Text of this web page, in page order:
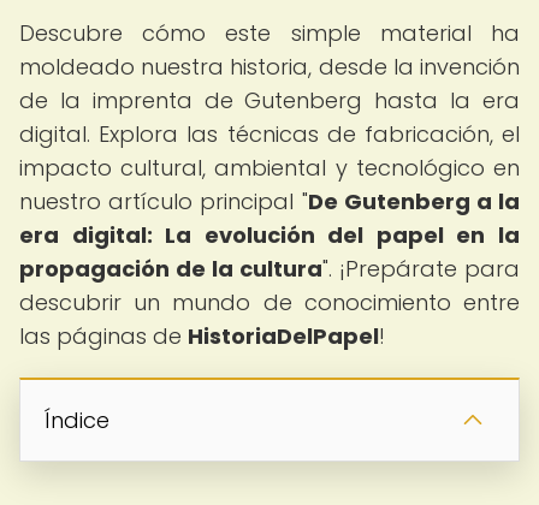
Descubre cómo este simple material ha
moldeado nuestra historia, desde la invención
de la imprenta de Gutenberg hasta la era
digital. Explora las técnicas de fabricación, el
impacto cultural, ambiental y tecnológico en
nuestro artículo principal "De Gutenberg a la
era digital: La evolución del papel en la
propagación de la cultura". ¡Prepárate para
descubrir un mundo de conocimiento entre
las páginas de HistoriaDelPapel!
Índice